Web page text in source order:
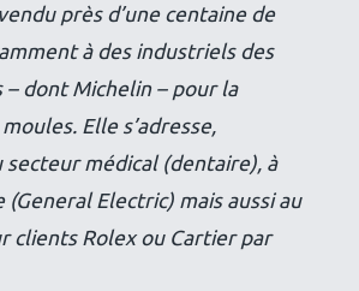
près d’une centaine de
à des industriels des
dont Michelin – pour la
Elle s’adresse,
secteur médical (dentaire), à
(General Electric) mais aussi au
clients Rolex ou Cartier par